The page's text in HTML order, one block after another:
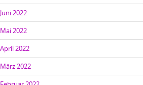
Juni 2022
Mai 2022
April 2022
März 2022